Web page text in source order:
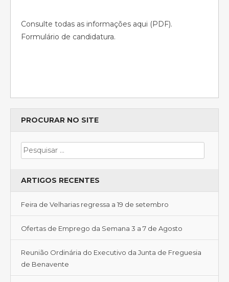
Consulte todas as informações aqui (PDF).
Formulário de candidatura.
PROCURAR NO SITE
ARTIGOS RECENTES
Feira de Velharias regressa a 19 de setembro
Ofertas de Emprego da Semana 3 a 7 de Agosto
Reunião Ordinária do Executivo da Junta de Freguesia
de Benavente